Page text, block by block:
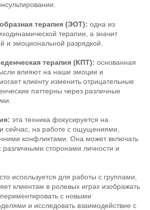
терапия (ЭОТ): одна из
терапии, а значит
и эмоциональной разрядкой.
терапия (КПТ): основанная
влияют на наши эмоции и
клиенту изменить отрицательные
паттерны через различные
эта техника фокусируется на
сейчас, на работе с ощущениями,
конфликтами. Она может включать
различными сторонами личности и
используется для работы с группами,
клиентам в ролевых играх изображать
с новыми
и исследовать взаимодействие с